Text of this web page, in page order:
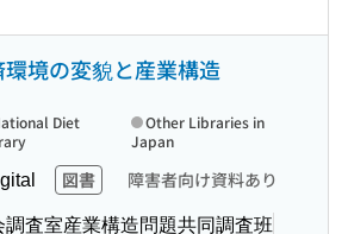
境の変貌と産業構造
図書 障害者向け資料あり
査室産業構造問題共同調査班
Diet
Other Libraries in
Japan